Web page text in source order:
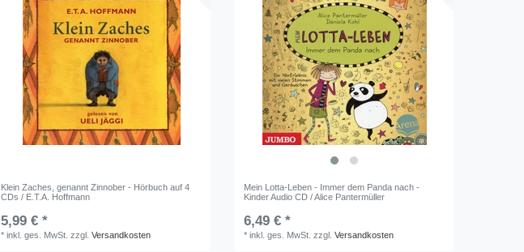
Klein Zaches, genannt Zinnober - Hörbuch auf 4
CDs / E.T.A. Hoffmann
5,99 € *
*inkl. ges. MwSt. zzgl.Versandkosten
Mein Lotta-Leben - Immer dem Panda nach -
Kinder Audio CD / Alice Pantermüller
6,49 € *
*inkl. ges. MwSt. zzgl.Versandkosten